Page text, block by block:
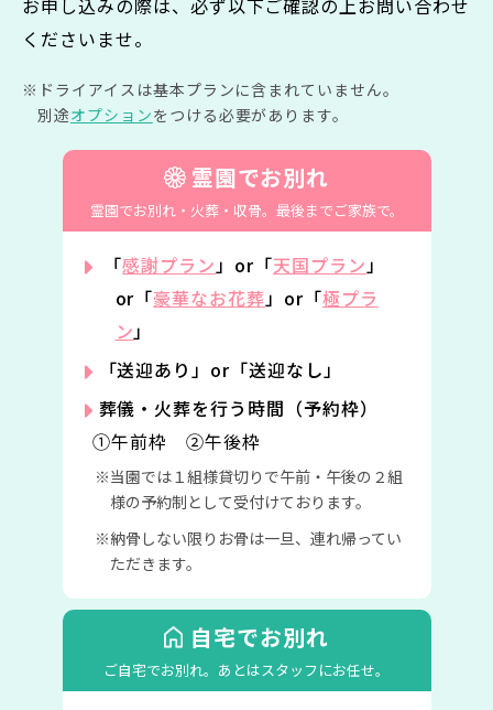
お申し込みの際は、必ず以下ご確認の上お問い合わせ
くださいませ。
ドライアイスは基本プランに含まれていません。
別途オプションをつける必要があります。
霊園でお別れ
霊園でお別れ・火葬・収骨。 最後までご家族で。
「感謝プラン」or「天国プラン」
or「豪華なお花葬」or「極プラ
ン」
「送迎あり」or「送迎なし」
葬儀・火葬を行う時間（予約枠）
①午前枠 ②午後枠
当園では１組様貸切りで午前・午後の２組
様の予約制として受付けております。
納骨しない限りお骨は一旦、連れ帰ってい
ただきます。
自宅でお別れ
ご自宅でお別れ。 あとはスタッフにお任せ。